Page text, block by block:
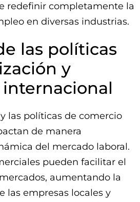
redefinir completamente la
en diversas industrias.
las políticas
y
y las políticas de comercio
de manera
del mercado laboral.
pueden facilitar el
aumentando la
las empresas locales y